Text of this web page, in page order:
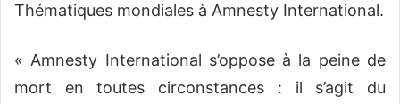
Thématiques mondiales à Amnesty International.
« Amnesty International s’oppose à la peine de
mort en toutes circonstances : il s’agit du